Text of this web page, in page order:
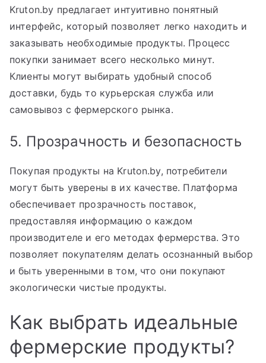
Kruton.by предлагает интуитивно понятный
интерфейс, который позволяет легко находить и
заказывать необходимые продукты. Процесс
покупки занимает всего несколько минут.
Клиенты могут выбирать удобный способ
доставки, будь то курьерская служба или
самовывоз с фермерского рынка.
5. Прозрачность и безопасность
Покупая продукты на Kruton.by, потребители
могут быть уверены в их качестве. Платформа
обеспечивает прозрачность поставок,
предоставляя информацию о каждом
производителе и его методах фермерства. Это
позволяет покупателям делать осознанный выбор
и быть уверенными в том, что они покупают
экологически чистые продукты.
Как выбрать идеальные
фермерские продукты?